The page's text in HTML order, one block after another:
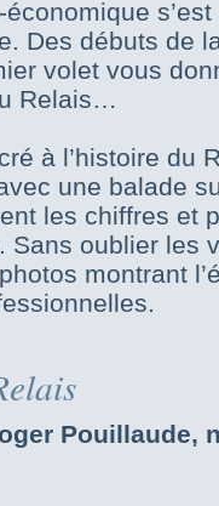
Des débuts de
volet vous
Relais…
à l’histoire du
une balade
les chiffres et
Sans oublier les
montrant
Pouillaude,